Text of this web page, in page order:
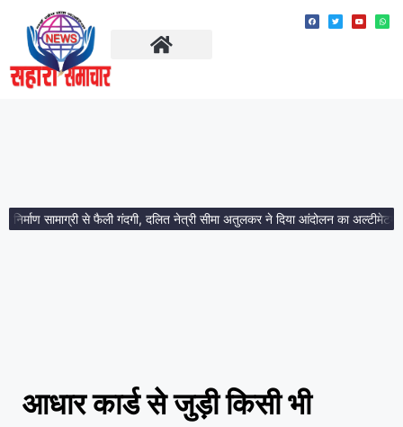
सामाग्री से फैली गंदगी, दलित नेत्री सीमा अतुलकर ने दिया आंदोलन का अल्टीमेटम।
आधार कार्ड से जुड़ी किसी भी